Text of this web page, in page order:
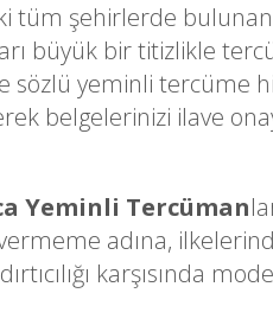
tüm şehirlerde bulunan
büyük bir titizlikle
sözlü yeminli
belgelerinizi ilave
Yeminli Tercüman
adına,
karşısında